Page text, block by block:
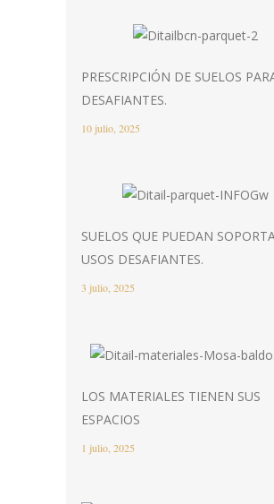
PRESCRIPCIÓN DE SUELOS
DESAFIANTES.
10 julio, 2025
SUELOS QUE PUEDAN
USOS DESAFIANTES.
3 julio, 2025
LOS MATERIALES TIENEN SUS
ESPACIOS
1 julio, 2025